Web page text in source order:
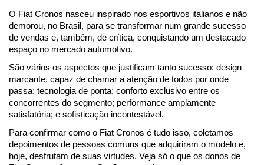
O Fiat Cronos nasceu inspirado nos esportivos italianos e não
demorou, no Brasil, para se transformar num grande sucesso
de vendas e, também, de crítica, conquistando um destacado
espaço no mercado automotivo.
São vários os aspectos que justificam tanto sucesso: design
marcante, capaz de chamar a atenção de todos por onde
passa; tecnologia de ponta; conforto exclusivo entre os
concorrentes do segmento; performance amplamente
satisfatória; e sofisticação incontestável.
Para confirmar como o Fiat Cronos é tudo isso, coletamos
depoimentos de pessoas comuns que adquiriram o modelo e,
hoje, desfrutam de suas virtudes. Veja só o que os donos de